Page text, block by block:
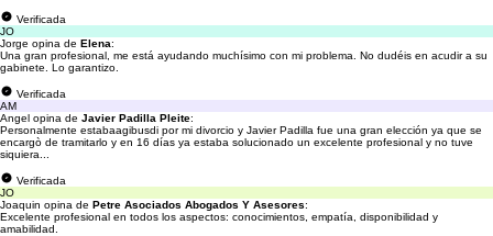
Verificada
JO
Jorge opina de Elena:
Una gran profesional, me está ayudando muchísimo con mi problema. No dudéis en acudir a su
gabinete. Lo garantizo.
Verificada
AM
Angel opina de Javier Padilla Pleite:
Personalmente estabaagibusdi por mi divorcio y Javier Padilla fue una gran elección ya que se
encargò de tramitarlo y en 16 días ya estaba solucionado un excelente profesional y no tuve
siquiera...
Verificada
JO
Joaquin opina de Petre Asociados Abogados Y Asesores:
Excelente profesional en todos los aspectos: conocimientos, empatía, disponibilidad y
amabilidad.